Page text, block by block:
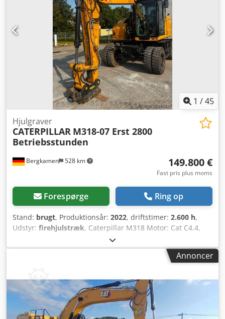
1 /45
Bergkamen 528 km
Hjulgraver
CATERPILLAR M318-07 Erst 2800
Betriebsstunden
149.800 €
Fast pris plus moms
Forespørge Ring op
Stand: brugt, Produktionsår: 2022, driftstimer: 2.600 h,
Udstyr: firehjulstræk, Caterpillar M318 Motor: Cat C4.4,
effekt (ISO 14396): 129 kW / ca. 176 hk, slagvolumen: 4,4 l,
cylindre: 4, emission: EU Stage V Maks køre-hastighed: op
til ca. 35 km/t * Drivlinje: hydrostatisk køretræk * Styring:
Dieseltank ca. 350 liter Credpszqx Rtsfx Agtsf *
Hydrauliksystem: Load-Sensing hydraulik med flere ekstra
kredsløb til redskaber Klimaanlæg Kun 2600 driftstimer og
i meget god stand
Annoncer